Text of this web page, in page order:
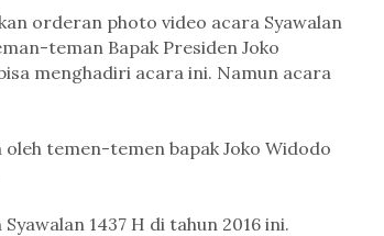
orderan photo video acara Syawalan
teman Bapak Presiden Joko
menghadiri acara ini. Namun acara
temen-temen bapak Joko Widodo
1437 H di tahun 2016 ini.